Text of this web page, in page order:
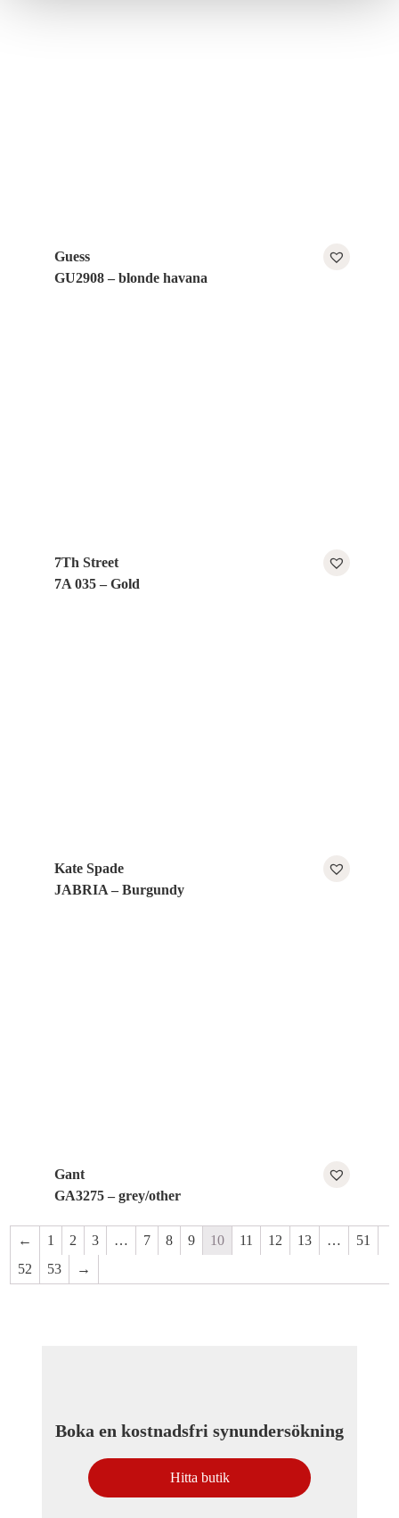
Guess
GU2908 – blonde havana
7Th Street
7A 035 – Gold
Kate Spade
JABRIA – Burgundy
Gant
GA3275 – grey/other
← 1 2 3 … 7 8 9 10 11 12 13 …
51
52
53 →
Boka en kostnadsfri synundersökning
Hitta butik